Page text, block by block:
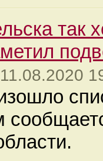
так
11.08.2020